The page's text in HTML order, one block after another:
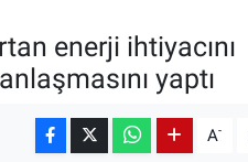
enerji ihtiyacını
yaptı
A-